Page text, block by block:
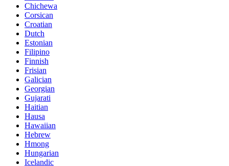
Chichewa
Corsican
Croatian
Dutch
Estonian
Filipino
Finnish
Frisian
Galician
Georgian
Gujarati
Haitian
Hausa
Hawaiian
Hebrew
Hmong
Hungarian
Icelandic